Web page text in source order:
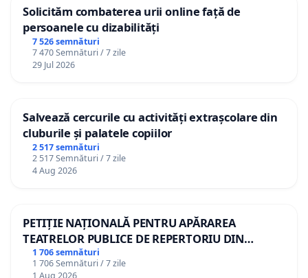
Solicităm combaterea urii online față de
persoanele cu dizabilități
7 526 semnături
7 470 Semnături / 7 zile
29 Jul 2026
Salvează cercurile cu activități extrașcolare din
cluburile și palatele copiilor
2 517 semnături
2 517 Semnături / 7 zile
4 Aug 2026
PETIȚIE NAȚIONALĂ PENTRU APĂRAREA
TEATRELOR PUBLICE DE REPERTORIU DIN
ROMÂNIA
1 706 semnături
1 706 Semnături / 7 zile